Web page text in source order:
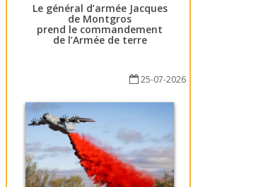
Le général d’armée Jacques
de Montgros
prend le commandement
de l’Armée de terre
25-07-2026